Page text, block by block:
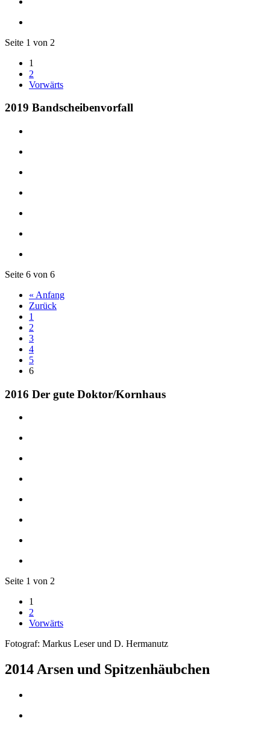
Seite 1 von 2
1
2
Vorwärts
2019 Bandscheibenvorfall
Seite 6 von 6
« Anfang
Zurück
1
2
3
4
5
6
2016 Der gute Doktor/Kornhaus
Seite 1 von 2
1
2
Vorwärts
Fotograf: Markus Leser und D. Hermanutz
2014 Arsen und Spitzenhäubchen